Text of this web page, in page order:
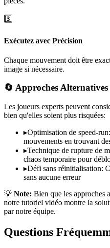
3️⃣
Exécutez avec Précision
Chaque mouvement doit être
image si nécessaire.
🔄 Approches Alternatives
Les joueurs experts peuvent
bien qu'elles soient plus risquées:
▸Optimisation de speed-
mouvements en trouvant
▸Technique de rupture de
chaos temporaire pour
▸Défi sans réinitialisation:
sans aucune erreur
💡 Note: Bien que les approches
notre tutoriel vidéo montre la
par notre équipe.
Questions